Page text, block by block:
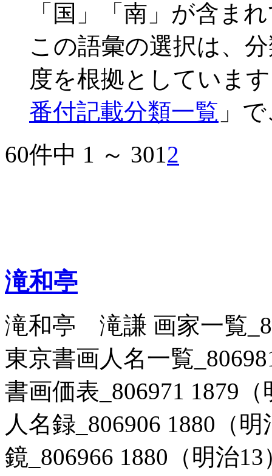
「国」「南」が含ま
この語彙の選択は、
度を根拠としていま
番付記載分類一覧 」
60件中 1 ～ 3012
滝和亭
滝和亭 滝謙 画家一覧
東京書画人名一覧
書画価表_806971 1879
人名録_806906 1880（
鏡_806966 1880（明治